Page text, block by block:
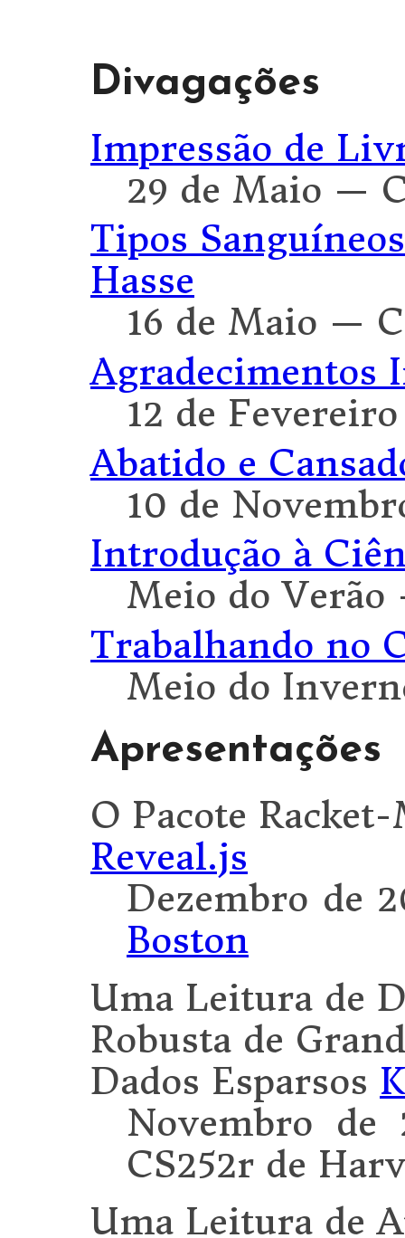
Divagações
Impressão de
29 de Maio —
Tipos
Hasse
16 de Maio —
Agradecimentos
12 de
Abatido e
10 de
Introdução à
Meio do
Trabalhando no
Meio do
Apresentações
O Pacote
Reveal.js
Dezembro de
Boston
Uma Leitura de
Robusta de
Dados Esparsos
Novembro de
CS252r de
Uma Leitura de